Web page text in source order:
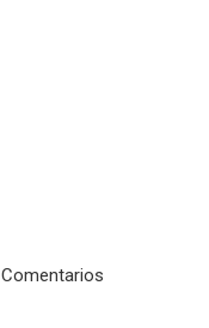
Comentarios